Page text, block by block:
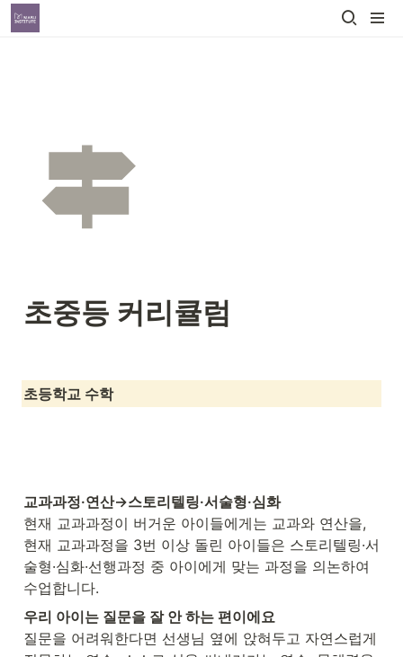
초중등 커리큘럼
초등학교 수학
교과과정·연산→스토리텔링·서술형·심화
현재 교과과정이 버거운 아이들에게는 교과와 연산을,
현재 교과과정을 3번 이상 돌린 아이들은 스토리텔링·서
술형·심화·선행과정 중 아이에게 맞는 과정을 의논하여
수업합니다.
우리 아이는 질문을 잘 안 하는 편이에요
질문을 어려워한다면 선생님 옆에 앉혀두고 자연스럽게